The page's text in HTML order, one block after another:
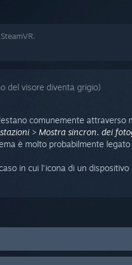
del visore diventa grigio)
comunemente
> Mostra sincron. dei
è molto probabilmente
in cui l'icona di un